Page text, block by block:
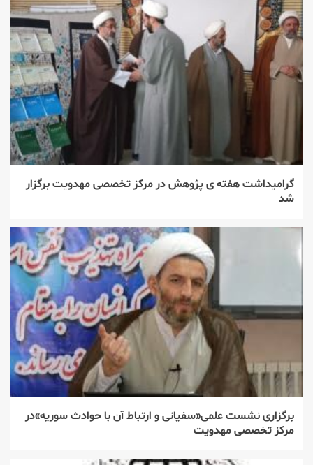
گرامیداشت هفته ی پژوهش در مرکز تخصصی مهدویت برگزار
شد
برگزاری نشست علمی«سفیانی و ارتباط آن با حوادث سوریه»در
مرکز تخصصی مهدویت